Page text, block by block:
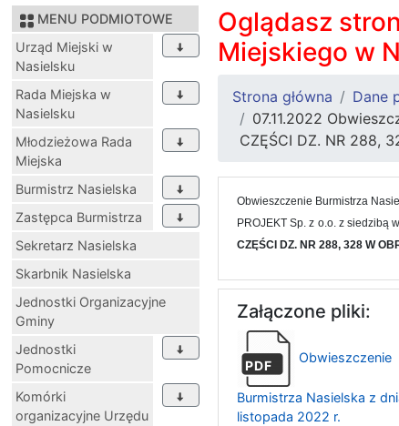
MENU PODMIOTOWE
Urząd Miejski w
Nasielsku
Rada Miejska w
Nasielsku
Młodzieżowa Rada
Miejska
Burmistrz Nasielska
Zastępca Burmistrza
Sekretarz Nasielska
Skarbnik Nasielska
Jednostki Organizacyjne
Gminy
Jednostki
Pomocnicze
Komórki
organizacyjne Urzędu
Oglądasz
Miejskiego w
Strona główna Dane
07.11.2022
CZĘŚCI DZ. NR 288,
Obwieszczenie Burmistrza
PROJEKT Sp. z o.o. z siedzibą
CZĘŚCI DZ. NR 288, 328 W
Załączone pliki:
PDF
Obwieszczenie
Burmistrza Nasielska z
listopada 2022 r.